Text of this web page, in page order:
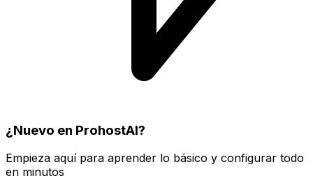
¿Nuevo en ProhostAI?
Empieza aquí para aprender lo básico y configurar todo
en minutos